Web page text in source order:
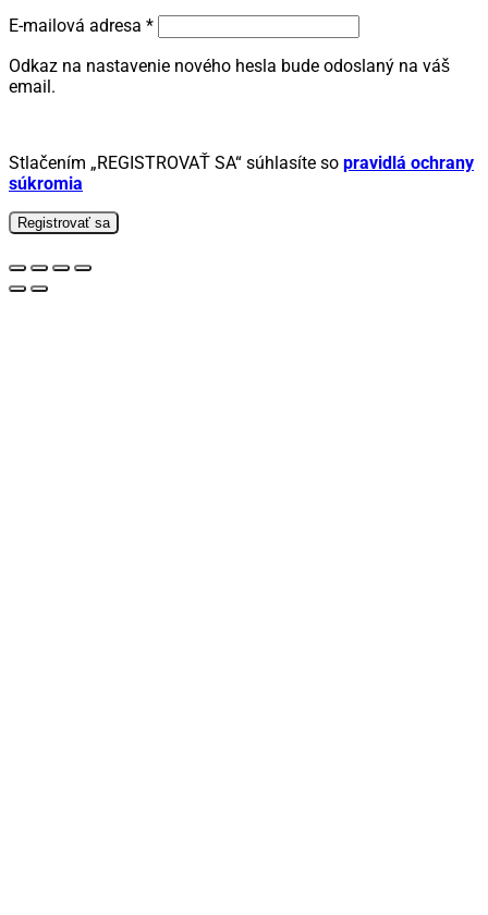
E-mailová adresa *Povinné
Odkaz na nastavenie nového hesla bude odoslaný na váš
email.
Stlačením „REGISTROVAŤ SA“ súhlasíte so pravidlá ochrany
súkromia
Registrovať sa